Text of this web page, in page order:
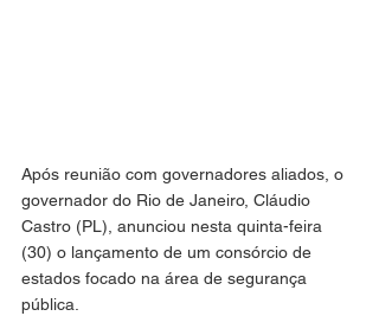
Após reunião com governadores aliados, o
governador do Rio de Janeiro, Cláudio
Castro (PL), anunciou nesta quinta-feira
(30) o lançamento de um consórcio de
estados focado na área de segurança
pública.